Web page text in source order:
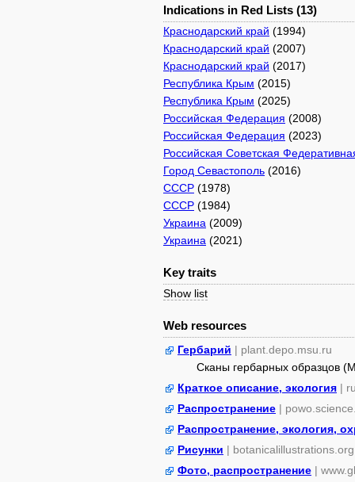
Indications in Red Lists (13)
Краснодарский край (1994)
Краснодарский край (2007)
Краснодарский край (2017)
Республика Крым (2015)
Республика Крым (2025)
Российская Федерация (2008)
Российская Федерация (2023)
Российская Советская
Город Севастополь (2016)
СССР (1978)
СССР (1984)
Украина (2009)
Украина (2021)
Key traits
Show list
Web resources
Гербарий | plant.depo.msu.ru
Сканы гербарных образцов
Краткое описание, экология |
Распространение |
Распространение, экология,
Рисунки | botanicalillustrations.org
Фото, распространение |